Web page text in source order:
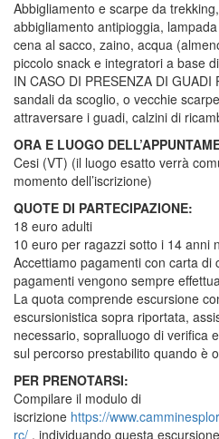
Abbigliamento e scarpe da
abbigliamento antipioggia,
cena al sacco, zaino, acqua
piccolo snack e integratori a base
IN CASO DI PRESENZA DI
sandali da scoglio, o vecchie
attraversare i guadi, calzini di
ORA E LUOGO
Cesi (VT) (il luogo esatto verrà
momento dell’iscrizione)
QUOTE DI PARTECIPAZIONE:
18 euro adulti
10 euro per ragazzi sotto i 14 anni
Accettiamo pagamenti con carta di
pagamenti vengono sempre
La quota comprende escursione
escursionistica sopra riportata,
necessario, sopralluogo di verifica
sul percorso prestabilito quando è
PER PRENOTARSI:
Compilare il modulo di
iscrizione https://
rc/ , individuando questa